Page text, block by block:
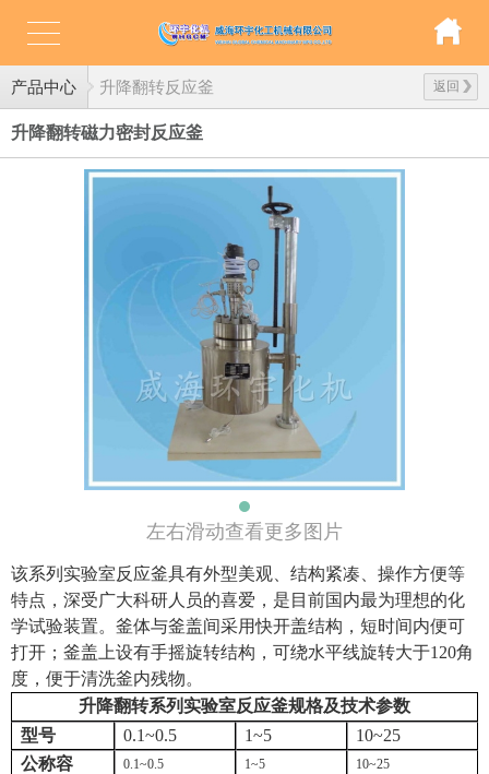
产品中心 返回
升降翻转反应釜
升降翻转磁力密封反应釜
左右滑动查看更多图片
该系列实验室反应釜具有外型美观、结构紧凑、操作方便等
特点，深受广大科研人员的喜爱，是目前国内最为理想的化
学试验装置。釜体与釜盖间采用快开盖结构，短时间内便可
打开；釜盖上设有手摇旋转结构，可绕水平线旋转大于120角
度，便于清洗釜内残物。
升降翻转系列实验室反应釜规格及技术参数
型号
0.1~0.5 1~5
10~25
公称容
0.1~0.5 1~5 10~25